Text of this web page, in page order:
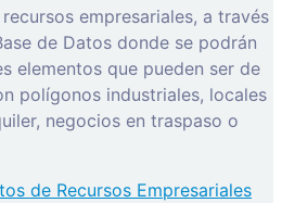
empresariales, a través
de Datos donde se podrán
elementos que pueden ser de
polígonos industriales, locales
negocios en traspaso o
de Recursos Empresariales